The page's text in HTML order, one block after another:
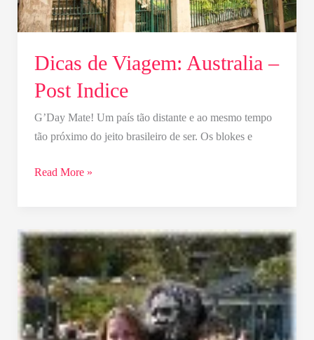
Dicas de Viagem: Australia –
Post Indice
G’Day Mate! Um país tão distante e ao mesmo tempo
tão próximo do jeito brasileiro de ser. Os blokes e
Read More »
Dias
4
&
5
–
Ao